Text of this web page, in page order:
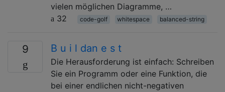
vielen möglichen Diagramme, …
32
code-golf whitespace balanced-string
9 B u i l dan e s t
Die Herausforderung ist einfach: Schreiben
Sie ein Programm oder eine Funktion, die
bei einer endlichen nicht-negativen